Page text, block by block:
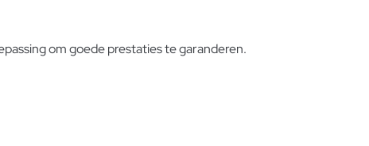
om goede prestaties te garanderen.